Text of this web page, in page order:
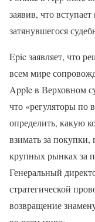
заявив, что
затянувшегося
Epic заявляет, что
всем мире
Apple в Верховном
что «регуляторы по
определить, какую
взимать за
крупных рынках за
Генеральный
стратегической
возвращение